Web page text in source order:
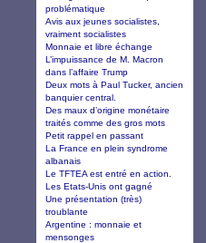
problématique
Avis aux jeunes socialistes,
vraiment socialistes
Monnaie et libre échange
L’impuissance de M. Macron
dans l’affaire Trump
Deux mots à Paul Tucker, ancien
banquier central.
Des maux d’origine monétaire
traités comme des gros mots
Petit rappel en passant
La France en plein syndrome
albanais
Le TFTEA est entré en action.
Les Etats-Unis ont gagné
Une présentation (très)
troublante
Argentine : monnaie et
mensonges